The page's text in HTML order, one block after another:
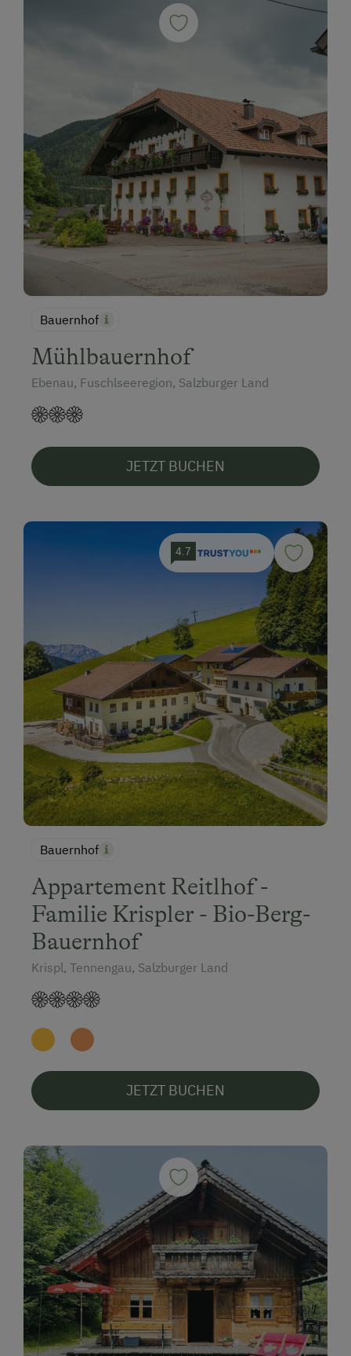
Bauernhof
Mühlbauernhof
Ebenau, Fuschlseeregion, Salzburger Land
JETZT BUCHEN
4.7
Bauernhof
Appartement Reitlhof -
Familie Krispler - Bio-Berg-
Bauernhof
Krispl, Tennengau, Salzburger Land
JETZT BUCHEN